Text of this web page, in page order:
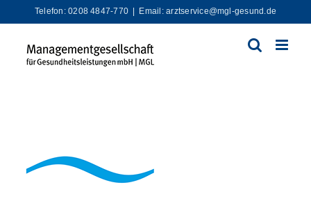
Inhalt
springen
Telefon: 0208 4847-770 Email: arztservice@mgl-gesund.de